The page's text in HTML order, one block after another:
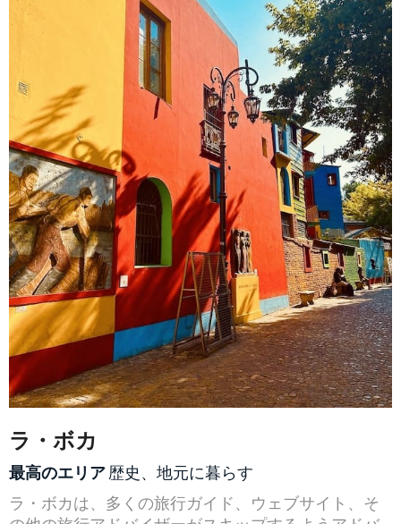
ラ・ボカ
最高のエリア歴史、地元に暮らす
ラ・ボカは、多くの旅行ガイド、ウェブサイト、そ